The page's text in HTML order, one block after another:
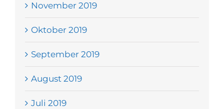
November 2019
Oktober 2019
September 2019
August 2019
Juli 2019